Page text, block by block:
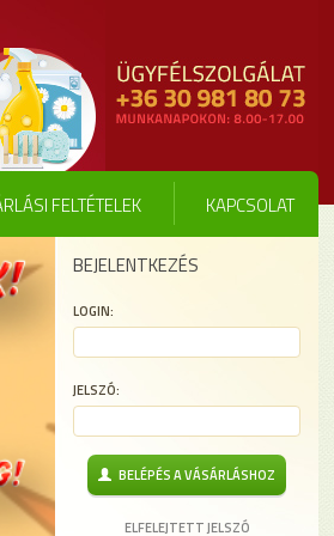
FELTÉTELEK KAPCSOLAT
BEJELENTKEZÉS
LOGIN:
JELSZÓ:
BELÉPÉS A VÁSÁRLÁSHOZ
ELFELEJTETT JELSZÓ